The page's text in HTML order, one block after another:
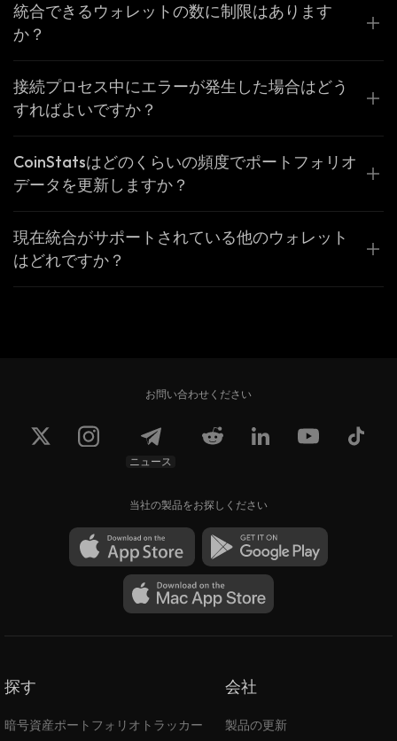
統合できるウォレットの数に制限はあります
か？
接続プロセス中にエラーが発生した場合はどう
すればよいですか？
CoinStatsはどのくらいの頻度でポートフォリオ
データを更新しますか？
現在統合がサポートされている他のウォレット
はどれですか？
お問い合わせください
ニュース
当社の製品をお探しください
探す
暗号資産ポートフォリオトラッカー
会社
製品の更新